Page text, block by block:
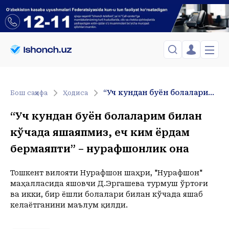
Жамият
Иқтисод
ХОРИЖ
Иқтисод
Сиёсат
ЎЗГАЧА РАКУРС
МЕҲНАТ ҲУҚУҚИ
ҲОДИСА
Telefon raqamingizni kiritng
Tasdiqlash kodini SMS orqali yuboramiz
Менинг саҳифам
СақланганларToshkent Shahar
+30 C
Hozir
+30C
11:00
+33 C
12:00
+34 C
13:00
+35 C
14:00
+36C
15:00
+37C
16:00
+36C
17:00
+36C
18:00
+35
Бош саҳифа Ҳодиса “Уч кундан буён болаларим билан кўчада яшаяпмиз, ҳеч ким ёрдам бермаяпти” – нурафшонлик она
“Уч кундан буён болаларим билан
кўчада яшаяпмиз, ҳеч ким ёрдам
бермаяпти” – нурафшонлик она
Тошкент вилояти Нурафшон шаҳри, "Нурафшон"
маҳалласида яшовчи Д.Эргашева турмуш ўртоғи
ва икки, бир ёшли болалари билан кўчада яшаб
келаётганини маълум қилди.